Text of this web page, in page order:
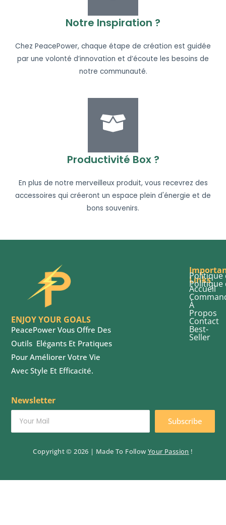
Notre Inspiration ?
Chez PeacePower, chaque étape de création est guidée
par une volonté d’innovation et d’écoute les besoins de
notre communauté.
Productivité Box ?
En plus de notre merveilleux produit, vous recevrez des
accessoires qui créeront un espace plein d'énergie et de
bons souvenirs.
ENJOY YOUR GOALS
PeacePower Vous Offre Des
Outils Elégants Et Pratiques
Pour Améliorer Votre Vie
Avec Style Et Efficacité.
Links
Accueil
À
Propos
Contact
Best-
Seller
Politique
Politique
Newsletter
Subscribe
Copyright © 2026 | Made To Follow Your Passion !